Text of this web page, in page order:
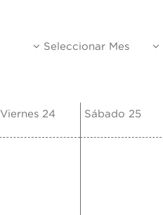
Seleccionar Mes
Viernes 24 Sábado 25